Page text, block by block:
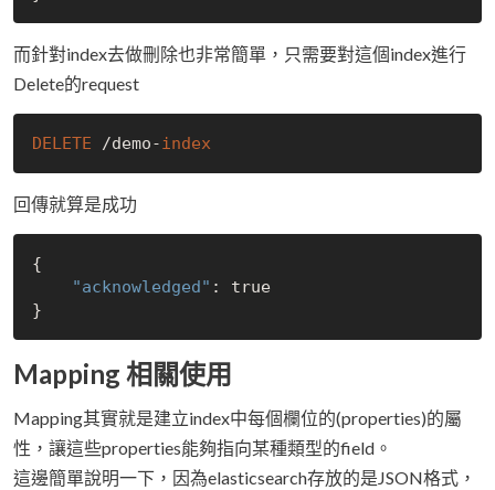
而針對index去做刪除也非常簡單，只需要對這個index進行
Delete的request
DELETE /demo-index
回傳就算是成功
{
"acknowledged" : true
Mapping 相關使用
Mapping其實就是建立index中每個欄位的(properties)的屬
性，讓這些properties能夠指向某種類型的field。
這邊簡單說明一下，因為elasticsearch存放的是JSON格式，